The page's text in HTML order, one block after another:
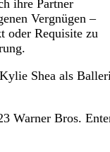
ihre Partner
Vergnügen –
oder Requisite zu
Warner Bros.